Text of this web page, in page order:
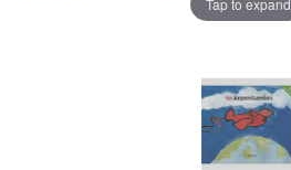
Tap to expand